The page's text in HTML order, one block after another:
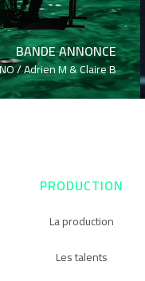
BANDE ANNONCE
/Adrien M & Claire B
PRODUCTION
La production
Les talents